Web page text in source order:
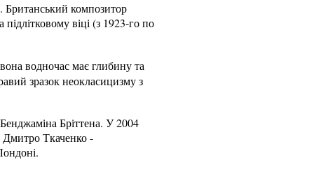
Британський композитор
віці (з 1923-го по
водночас має глибину та
зразок неокласицизму з
Бріттена. У 2004
Дмитро Ткаченко -